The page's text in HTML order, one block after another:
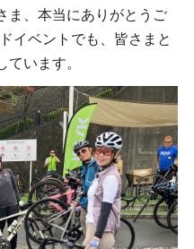
ま、本当にありがとうご
イベントでも、皆さまと
います。